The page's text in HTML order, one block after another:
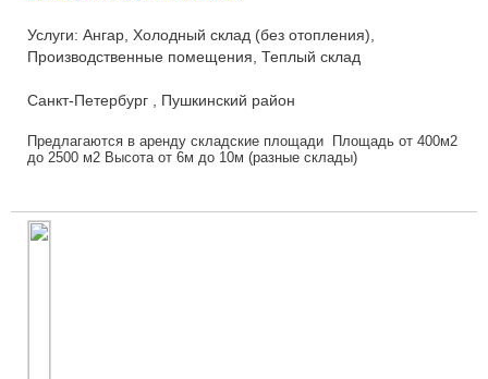
Услуги: Ангар, Холодный склад (без отопления),
Производственные помещения, Теплый склад
Санкт-Петербург , Пушкинский район
Предлагаются в аренду складские площади Площадь от 400м2
до 2500 м2 Высота от 6м до 10м (разные склады)